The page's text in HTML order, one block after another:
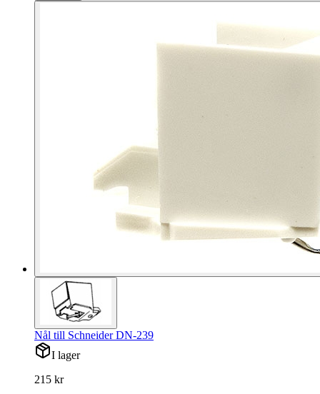
Nål till Schneider DN-239
I lager
215 kr